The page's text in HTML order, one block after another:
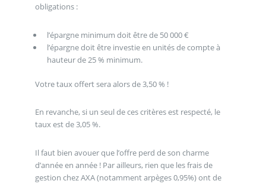
obligations :
l’épargne minimum doit être de 50 000 €
l’épargne doit être investie en unités de compte à
hauteur de 25 % minimum.
Votre taux offert sera alors de 3,50 % !
En revanche, si un seul de ces critères est respecté, le
taux est de 3,05 %.
Il faut bien avouer que l’offre perd de son charme
d’année en année ! Par ailleurs, rien que les frais de
gestion chez AXA (notamment arpèges 0,95%) ont de